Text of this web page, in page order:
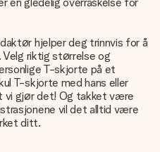
hjelper deg trinnvis for å
Velg riktig størrelse og
T-skjorte på et
T-skjorte med hans eller
vi gjør det! Og takket være
vil det alltid være
ditt.